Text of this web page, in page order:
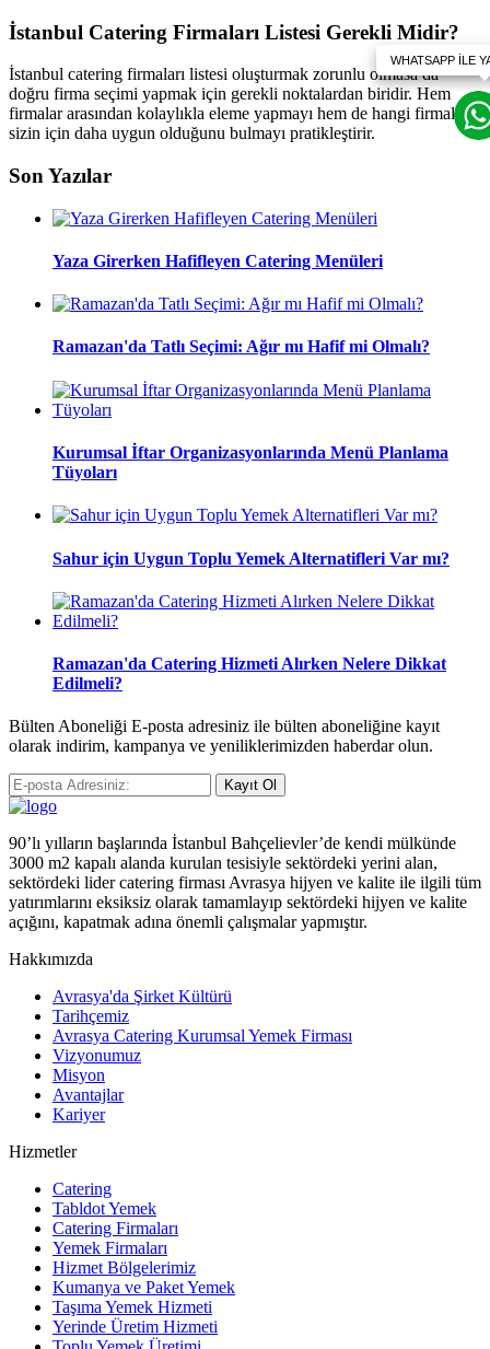
İstanbul Catering Firmaları Listesi Gerekli Midir?
İstanbul catering firmaları listesi oluşturmak zorunlu olmasa da
doğru firma seçimi yapmak için gerekli noktalardan biridir. Hem
firmalar arasından kolaylıkla eleme yapmayı hem de hangi firmaların
sizin için daha uygun olduğunu bulmayı pratikleştirir.
Son Yazılar
Yaza Girerken Hafifleyen Catering Menüleri
Ramazan'da Tatlı Seçimi: Ağır mı Hafif mi Olmalı?
Kurumsal İftar Organizasyonlarında Menü Planlama
Tüyoları
Sahur için Uygun Toplu Yemek Alternatifleri Var mı?
Ramazan'da Catering Hizmeti Alırken Nelere Dikkat
Edilmeli?
Bülten Aboneliği E-posta adresiniz ile bülten aboneliğine kayıt
olarak indirim, kampanya ve yeniliklerimizden haberdar olun.
Kayıt Ol
90’lı yılların başlarında İstanbul Bahçelievler’de kendi mülkünde
3000 m2 kapalı alanda kurulan tesisiyle sektördeki yerini alan,
sektördeki lider catering firması Avrasya hijyen ve kalite ile ilgili tüm
yatırımlarını eksiksiz olarak tamamlayıp sektördeki hijyen ve kalite
açığını, kapatmak adına önemli çalışmalar yapmıştır.
Hakkımızda
Avrasya'da Şirket Kültürü
Tarihçemiz
Avrasya Catering Kurumsal Yemek Firması
Vizyonumuz
Misyon
Avantajlar
Kariyer
Hizmetler
Catering
Tabldot Yemek
Catering Firmaları
Yemek Firmaları
Hizmet Bölgelerimiz
Kumanya ve Paket Yemek
Taşıma Yemek Hizmeti
Yerinde Üretim Hizmeti